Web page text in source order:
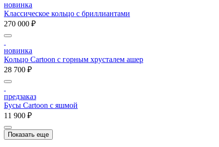
новинка
Классическое кольцо с бриллиантами
270 000 ₽
новинка
Кольцо Cartoon c горным хрусталем ашер
28 700 ₽
предзаказ
Бусы Cartoon с яшмой
11 900 ₽
Показать еще